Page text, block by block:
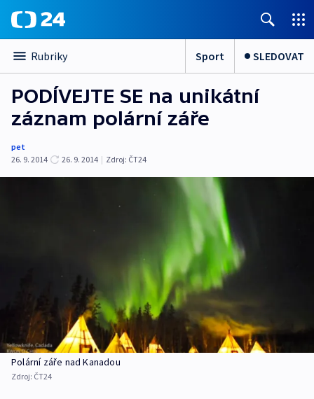
Rubriky Sport SLEDOVAT
PODÍVEJTE SE na unikátní
záznam polární záře
pet
26. 9. 2014
26. 9. 2014 | Zdroj: ČT24
Polární záře nad Kanadou
Zdroj: ČT24